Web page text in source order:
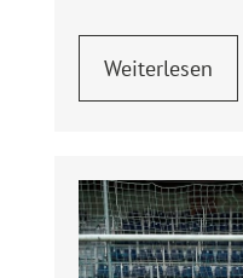
Weiterlesen